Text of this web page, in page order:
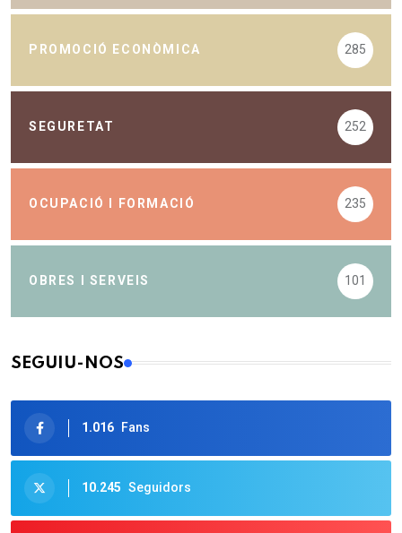
PROMOCIÓ ECONÒMICA 285
SEGURETAT 252
OCUPACIÓ I FORMACIÓ 235
OBRES I SERVEIS 101
SEGUIU-NOS
1.016 Fans
10.245 Seguidors